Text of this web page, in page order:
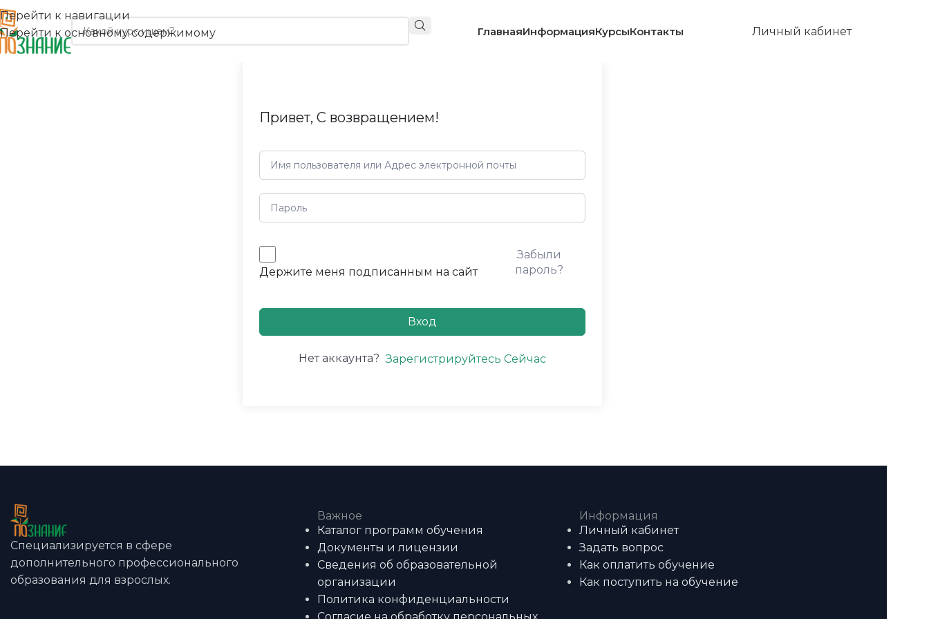
Перейти к навигации
Перейти к основному содержимому
ГлавнаяИнформацияКурсыКонтакты Личный кабинет
Привет, С возвращением!
Держите меня подписанным на сайт
Забыли
пароль?
Вход
Нет аккаунта? Зарегистрируйтесь Сейчас
Специализируется в сфере
дополнительного профессионального
образования для взрослых.
Важное
Каталог программ обучения
Документы и лицензии
Сведения об образовательной
организации
Политика конфиденциальности
Информация
Личный кабинет
Задать вопрос
Как оплатить обучение
Как поступить на обучение